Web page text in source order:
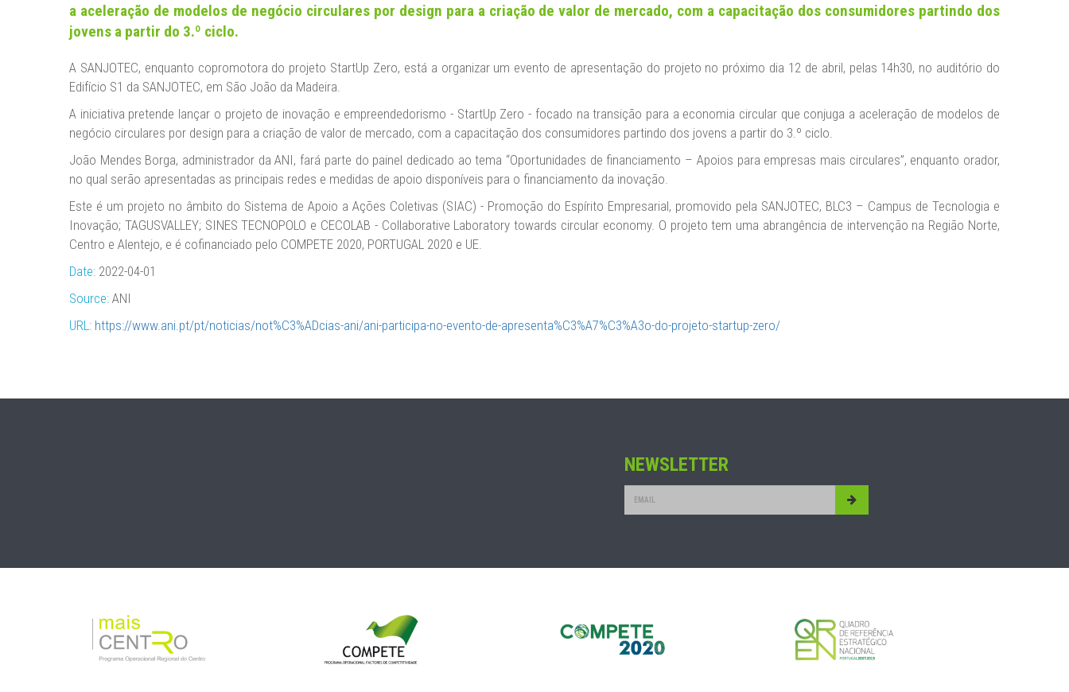
a aceleração de modelos de negócio circulares por design para a criação de valor de mercado, com a capacitação dos consumidores partindo dos
jovens a partir do 3.º ciclo.
A SANJOTEC, enquanto copromotora do projeto StartUp Zero, está a organizar um evento de apresentação do projeto no próximo dia 12 de abril, pelas 14h30, no auditório do
Edifício S1 da SANJOTEC, em São João da Madeira.
A iniciativa pretende lançar o projeto de inovação e empreendedorismo - StartUp Zero - focado na transição para a economia circular que conjuga a aceleração de modelos de
negócio circulares por design para a criação de valor de mercado, com a capacitação dos consumidores partindo dos jovens a partir do 3.º ciclo.
João Mendes Borga, administrador da ANI, fará parte do painel dedicado ao tema “Oportunidades de financiamento – Apoios para empresas mais circulares”, enquanto orador,
no qual serão apresentadas as principais redes e medidas de apoio disponíveis para o financiamento da inovação.
Este é um projeto no âmbito do Sistema de Apoio a Ações Coletivas (SIAC) - Promoção do Espírito Empresarial, promovido pela SANJOTEC, BLC3 – Campus de Tecnologia e
Inovação; TAGUSVALLEY; SINES TECNOPOLO e CECOLAB - Collaborative Laboratory towards circular economy. O projeto tem uma abrangência de intervenção na Região Norte,
Centro e Alentejo, e é cofinanciado pelo COMPETE 2020, PORTUGAL 2020 e UE.
Date: 2022-04-01
Source: ANI
URL: https://www.ani.pt/pt/noticias/not%C3%ADcias-ani/ani-participa-no-evento-de-apresenta%C3%A7%C3%A3o-do-projeto-startup-zero/
NEWSLETTER
Submit